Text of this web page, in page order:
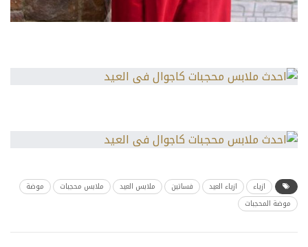
ازياء ازياء العيد فساتين ملابس العيد ملابس محجبات
موضة
موضة المحجبات